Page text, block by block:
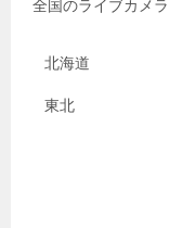
全国のライブカメラ
北海道
東北